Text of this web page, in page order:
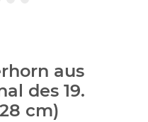
aus
des 19.
cm)